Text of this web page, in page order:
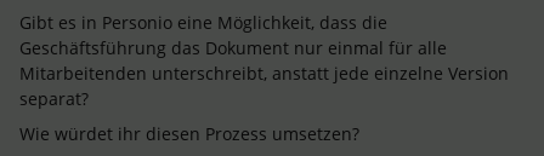
Gibt es in Personio eine Möglichkeit, dass die
Geschäftsführung das Dokument nur einmal für alle
Mitarbeitenden unterschreibt, anstatt jede einzelne Version
separat?
Wie würdet ihr diesen Prozess umsetzen?